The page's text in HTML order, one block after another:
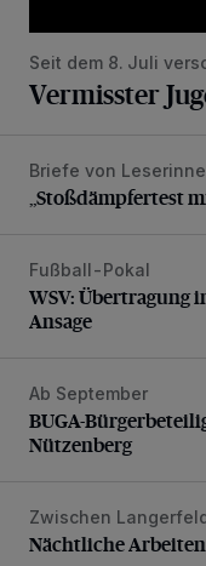
Seit dem 8. Juli
Vermisster
„Stoßdämpfertest
Briefe von
„Stoßdämpfertest
WSV: Übertragung
Fußball-Pokal
WSV: Übertragung
Ansage
BUGA-
Ab September
BUGA-
Nützenberg
Nächtliche Arbeiten
Zwischen
Nächtliche